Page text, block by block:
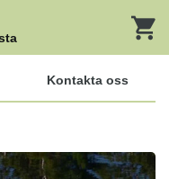
Kontakta oss